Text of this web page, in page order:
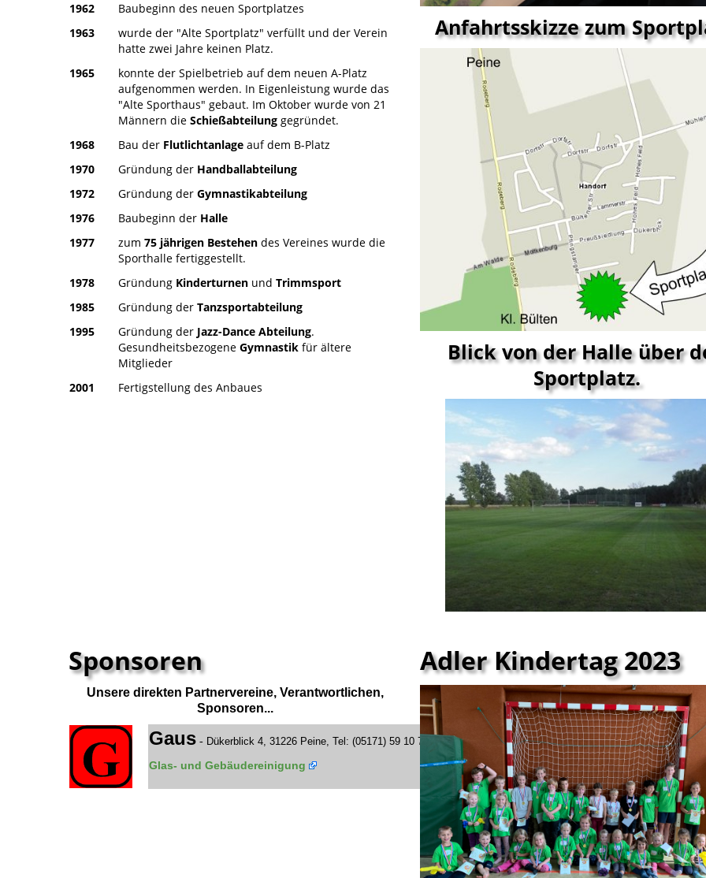
1962
Baubeginn des neuen Sportplatzes
1963
wurde der "Alte Sportplatz" verfüllt und der Verein
hatte zwei Jahre keinen Platz.
1965
konnte der Spielbetrieb auf dem neuen A-Platz
aufgenommen werden. In Eigenleistung wurde das
"Alte Sporthaus" gebaut. Im Oktober wurde von 21
Männern die Schießabteilung gegründet.
1968
Bau der Flutlichtanlage auf dem B-Platz
1970
Gründung der Handballabteilung
1972
Gründung der Gymnastikabteilung
1976
Baubeginn der Halle
1977
zum 75 jährigen Bestehen des Vereines wurde die
Sporthalle fertiggestellt.
1978
Gründung Kinderturnen und Trimmsport
1985
Gründung der Tanzsportabteilung
1995
Gründung der Jazz-Dance Abteilung.
Gesundheitsbezogene Gymnastik für ältere
Mitglieder
2001
Fertigstellung des Anbaues
Anfahrtsskizze zum
Blick von der Halle über
Sportplatz.
Sponsoren
Unsere direkten Partnervereine, Verantwortlichen,
Sponsoren...
Gaus - Dükerblick 4, 31226 Peine, Tel: (05171) 59 10 76
Glas- und Gebäudereinigung
Adler Kindertag 2023